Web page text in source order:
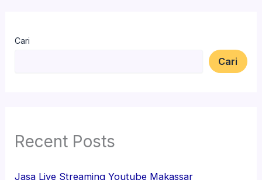
Cari
Cari
Recent Posts
Jasa Live Streaming Youtube Makassar